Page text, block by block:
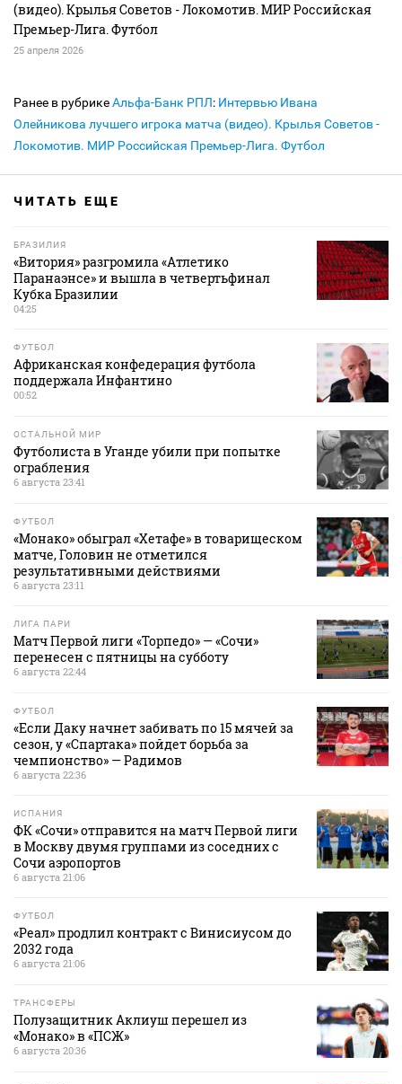
(видео). Крылья Советов - Локомотив. МИР Российская
Премьер-Лига. Футбол
25 апреля 2026
Ранее в рубрикеАльфа-Банк РПЛ: Интервью Ивана
Олейникова лучшего игрока матча (видео). Крылья Советов -
Локомотив. МИР Российская Премьер-Лига. Футбол
ЧИТАТЬ ЕЩЕ
БРАЗИЛИЯ
«Витория» разгромила «Атлетико
Паранаэнсе» и вышла в четвертьфинал
Кубка Бразилии
04:25
ФУТБОЛ
Африканская конфедерация футбола
поддержала Инфантино
00:52
ОСТАЛЬНОЙ МИР
Футболиста в Уганде убили при попытке
ограбления
6 августа 23:41
ФУТБОЛ
«Монако» обыграл «Хетафе» в товарищеском
матче, Головин не отметился
результативными действиями
6 августа 23:11
ЛИГА ПАРИ
Матч Первой лиги «Торпедо» — «Сочи»
перенесен с пятницы на субботу
6 августа 22:44
ФУТБОЛ
«Если Даку начнет забивать по 15 мячей за
сезон, у «Спартака» пойдет борьба за
чемпионство» — Радимов
6 августа 22:36
ИСПАНИЯ
ФК «Сочи» отправится на матч Первой лиги
в Москву двумя группами из соседних с
Сочи аэропортов
6 августа 21:06
ФУТБОЛ
«Реал» продлил контракт с Винисиусом до
2032 года
6 августа 21:06
ТРАНСФЕРЫ
Полузащитник Аклиуш перешел из
«Монако» в «ПСЖ»
6 августа 20:36